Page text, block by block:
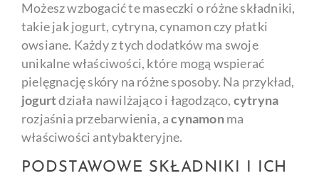
Możesz wzbogacić te maseczki o różne składniki,
takie jak jogurt, cytryna, cynamon czy płatki
owsiane. Każdy z tych dodatków ma swoje
unikalne właściwości, które mogą wspierać
pielęgnację skóry na różne sposoby. Na przykład,
jogurtdziała nawilżająco i łagodząco, cytryna
rozjaśnia przebarwienia, acynamonma
właściwości antybakteryjne.
PODSTAWOWE SKŁADNIKI I ICH